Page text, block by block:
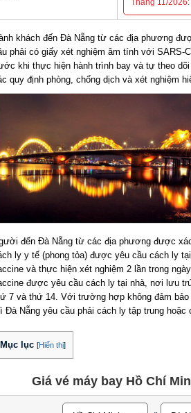
Tháng 11/2026:
khách đến Đà Nẵng từ các địa phương
phải có giấy xét nghiệm âm tính với SARS-
khi thực hiện hành trình bay và tự theo
quy định phòng, chống dịch và xét nghiệm
đến Đà Nẵng từ các địa phương được
ly y tế (phong tỏa) được yêu cầu cách ly
và thực hiện xét nghiệm 2 lần trong
được yêu cầu cách ly tại nhà, nơi lưu
7 và thứ 14. Với trường hợp không đảm bảo
Đà Nẵng yêu cầu phải cách ly tập trung hoặc
Mục lục [Hiển thị]
Giá vé máy bay Hồ Chí